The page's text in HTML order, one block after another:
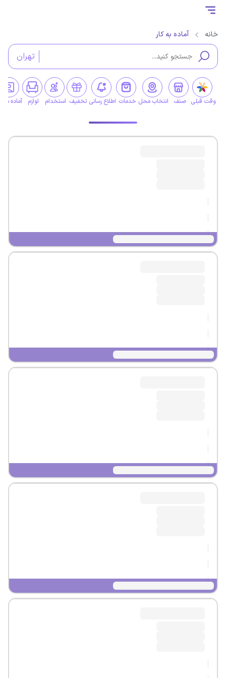
خانه آماده به کار
تهران
وقت قبلی صنف انتخاب محل خدمات اطلاع رسانی تخفیف استخدام لوازم آماده به